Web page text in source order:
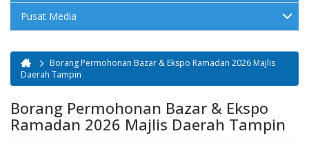
Pusat Media
Anda di sini
Borang Permohonan Bazar & Ekspo Ramadan 2026 Majlis
Daerah Tampin
Borang Permohonan Bazar & Ekspo
Ramadan 2026 Majlis Daerah Tampin